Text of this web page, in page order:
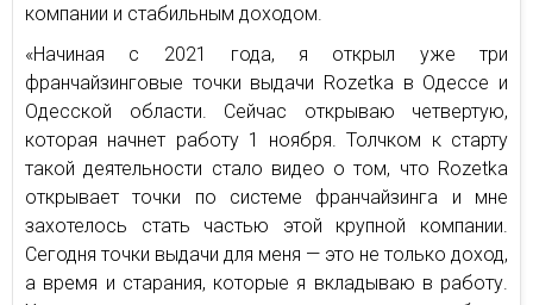
компании и стабильным доходом.
«Начиная с 2021 года, я открыл уже три
франчайзинговые точки выдачи Rozetka в Одессе и
Одесской области. Сейчас открываю четвертую,
которая начнет работу 1 ноября. Толчком к старту
такой деятельности стало видео о том, что Rozetka
открывает точки по системе франчайзинга и мне
захотелось стать частью этой крупной компании.
Сегодня точки выдачи для меня — это не только доход,
а время и старания, которые я вкладываю в работу.